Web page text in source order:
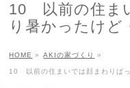
10 以前の住ま
り暑かったけど
HOME » AKIの家づくり »
10 以前の住まいでは顔まわりばっ